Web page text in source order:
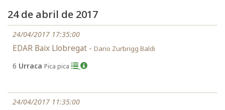
24 de abril de 2017
24/04/2017 17:35:00
EDAR Baix Llobregat - Dario Zurbrigg Baldi
6 Urraca Pica pica
24/04/2017 11:35:00